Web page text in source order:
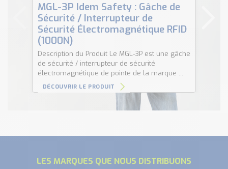
MGL-3P Idem Safety : Gâche de
Sécurité / Interrupteur de
Sécurité Électromagnétique RFID
(1000N)
Description du Produit Le MGL-3P est une gâche
de sécurité / interrupteur de sécurité
électromagnétique de pointe de la marque ...
DÉCOUVRIR LE PRODUIT
LES MARQUES QUE NOUS DISTRIBUONS